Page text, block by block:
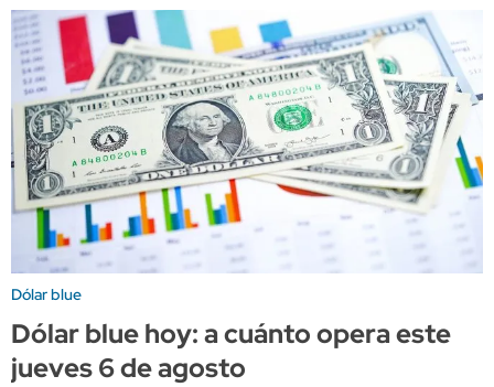
Dólar blue
Dólar blue hoy: a cuánto opera este
jueves 6 de agosto